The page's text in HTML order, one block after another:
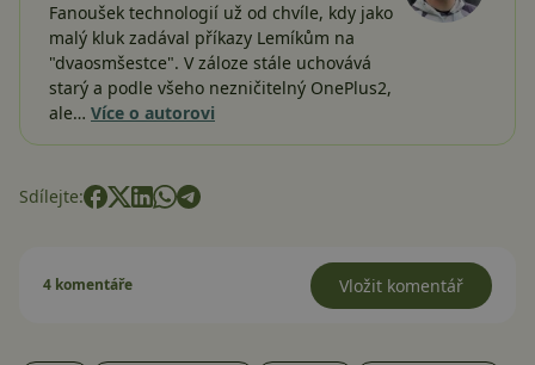
Fanoušek technologií už od chvíle, kdy jako
malý kluk zadával příkazy Lemíkům na
"dvaosmšestce". V záloze stále uchovává
starý a podle všeho nezničitelný OnePlus2,
ale… Více o autorovi
Sdílejte:
4 komentáře Vložit komentář